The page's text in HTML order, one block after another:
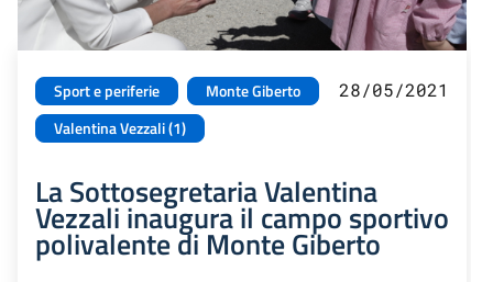
Sport e periferie
Monte Giberto
Valentina Vezzali (1)
28/05/2021
La Sottosegretaria Valentina
Vezzali inaugura il campo sportivo
polivalente di Monte Giberto